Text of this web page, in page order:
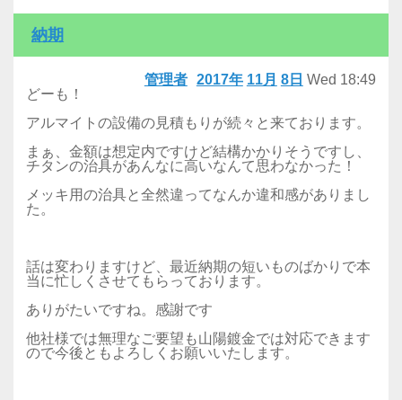
納期
2017年 11月 8日 Wed 18:49
管理者
どーも！
アルマイトの設備の見積もりが続々と来ております。
まぁ、金額は想定内ですけど結構かかりそうですし、
チタンの治具があんなに高いなんて思わなかった！
​メッキ用の治具と全然違ってなんか違和感がありまし
た。
話は変わりますけど、最近納期の短いものばかりで本
当に忙しくさせてもらっております。
​ありがたいですね。感謝です
​他社様では無理なご要望も山陽鍍金では対応できます
ので今後ともよろしくお願いいたします。